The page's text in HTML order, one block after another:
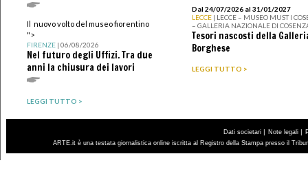
Il nuovo volto del museo fiorentino
">
FIRENZE| 06/08/2026
Nel futuro degli Uffizi. Tra due
anni la chiusura dei lavori
LEGGI TUTTO >
Dal 24/07/2026 al 31/01/2027
LECCE | LECCE – MUSEO MUST I
– GALLERIA NAZIONALE DI
Tesori nascosti della
Borghese
LEGGI TUTTO >
Dati societari | Note legali |
ARTE.it è una testata giornalistica online iscritta al Registro della Stampa presso il